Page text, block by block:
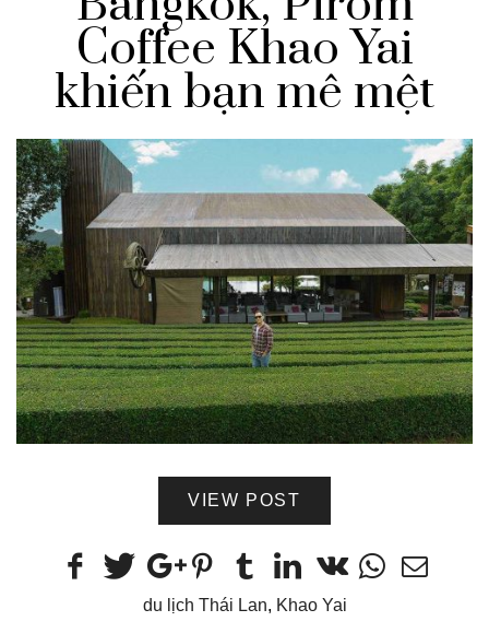
Coffee Khao Yai
khiến bạn mê mệt
VIEW POST
du lịch Thái Lan, Khao Yai